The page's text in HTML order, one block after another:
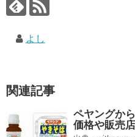
よし
関連記事
ペヤングか
価格や販売